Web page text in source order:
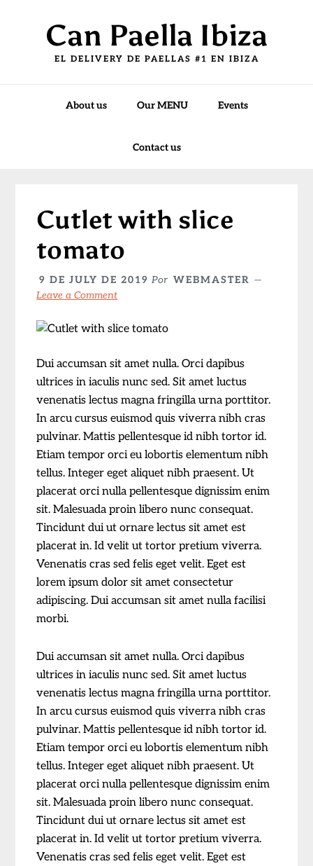
Can Paella Ibiza
EL DELIVERY DE PAELLAS #1 EN IBIZA
About us Our MENU Events
Contact us
Cutlet with slice
tomato
9 DE JULY DE 2019 Por WEBMASTER
Leave a Comment
Dui accumsan sit amet nulla. Orci dapibus
ultrices in iaculis nunc sed. Sit amet luctus
venenatis lectus magna fringilla urna porttitor.
In arcu cursus euismod quis viverra nibh cras
pulvinar. Mattis pellentesque id nibh tortor id.
Etiam tempor orci eu lobortis elementum nibh
tellus. Integer eget aliquet nibh praesent. Ut
placerat orci nulla pellentesque dignissim enim
sit. Malesuada proin libero nunc consequat.
Tincidunt dui ut ornare lectus sit amet est
placerat in. Id velit ut tortor pretium viverra.
Venenatis cras sed felis eget velit. Eget est
lorem ipsum dolor sit amet consectetur
adipiscing. Dui accumsan sit amet nulla facilisi
morbi.
Dui accumsan sit amet nulla. Orci dapibus
ultrices in iaculis nunc sed. Sit amet luctus
venenatis lectus magna fringilla urna porttitor.
In arcu cursus euismod quis viverra nibh cras
pulvinar. Mattis pellentesque id nibh tortor id.
Etiam tempor orci eu lobortis elementum nibh
tellus. Integer eget aliquet nibh praesent. Ut
placerat orci nulla pellentesque dignissim enim
sit. Malesuada proin libero nunc consequat.
Tincidunt dui ut ornare lectus sit amet est
placerat in. Id velit ut tortor pretium viverra.
Venenatis cras sed felis eget velit. Eget est